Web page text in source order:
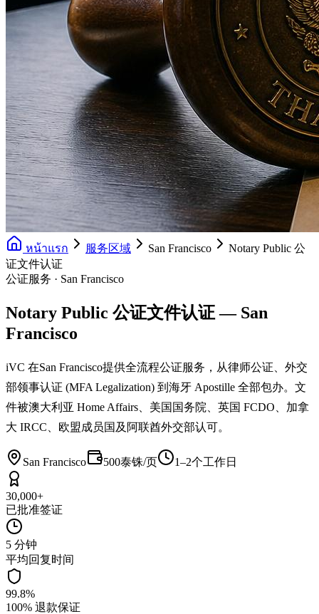
หน้าแรก 服务区域 San Francisco
Notary Public 公
证文件认证
公证服务 · San Francisco
Notary Public 公证文件认证 — San
Francisco
iVC 在San Francisco提供全流程公证服务，从律师公证、外交
部领事认证 (MFA Legalization) 到海牙 Apostille 全部包办。文
件被澳大利亚 Home Affairs、美国国务院、英国 FCDO、加拿
大 IRCC、欧盟成员国及阿联酋外交部认可。
San Francisco 500泰铢/页 1–2个工作日
30,000+
已批准签证
5 分钟
平均回复时间
99.8%
100% 退款保证